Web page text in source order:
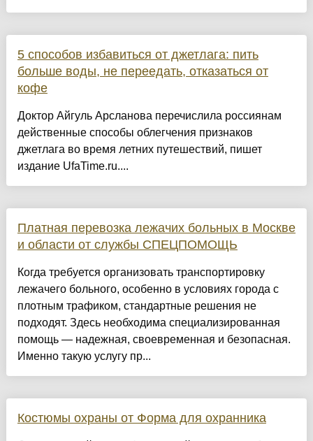
5 способов избавиться от джетлага: пить
больше воды, не переедать, отказаться от
кофе
Доктор Айгуль Арсланова перечислила россиянам
действенные способы облегчения признаков
джетлага во время летних путешествий, пишет
издание UfaTime.ru....
Платная перевозка лежачих больных в Москве
и области от службы СПЕЦПОМОЩЬ
Когда требуется организовать транспортировку
лежачего больного, особенно в условиях города с
плотным трафиком, стандартные решения не
подходят. Здесь необходима специализированная
помощь — надежная, своевременная и безопасная.
Именно такую услугу пр...
Костюмы охраны от Форма для охранника